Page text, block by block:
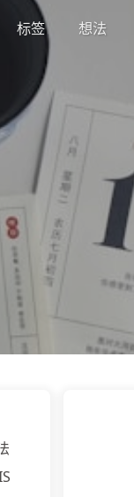
标签 想法